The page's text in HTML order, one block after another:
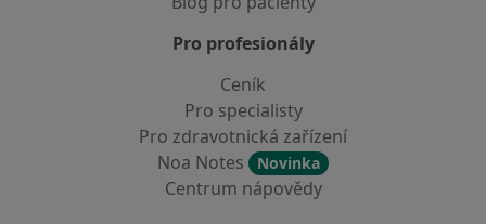
Pro profesionály
Ceník
Pro specialisty
Pro zdravotnická zařízení
Noa Notes
Novinka
Centrum nápovědy